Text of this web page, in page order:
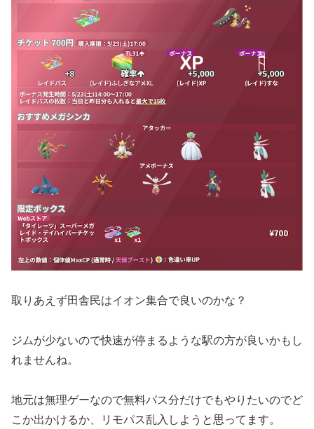
取りあえず田舎民はイオン集合で良いのかな？
ジムが少ないので快速が停まるような駅の方が良いかもし
れませんね。
地元は無理ゲーなので無料パス分だけでもやりたいのでど
こか出かけるか、リモパス乱入しようと思ってます。